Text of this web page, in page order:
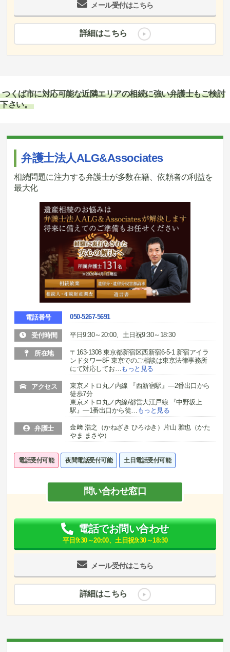
メール受付はこちら
詳細はこちら
つくば市に対応可能な近隣エリアの相続に強い弁護士もご検討
下さい。
弁護士法人ALG&Associates
相続問題に注力する弁護士が多数在籍、依頼者の利益を
最大化
電話番号 050-5267-5691
受付時間 平日9:30～20:00、土日祝9:30～18:30
所在地
〒163-1308 東京都新宿区西新宿6-5-1 新宿アイラ
ンドタワー8F 東京でのご相談は東京法律事務所
にて対応してお
もっと見る
アクセス
東京メトロ丸ノ内線 『西新宿駅』―2番出口から
徒歩7分
東京メトロ丸ノ内線/都営大江戸線 『中野坂上
駅』―1番出口から徒
もっと見る
弁護士
金﨑 浩之（かねざき ひろゆき）片山 雅也（かた
やま まさや）
電話受付可能 夜間電話受付可能 土日電話受付可能
問い合わせ窓口
メール受付はこちら
電話でお問い合わせ
平日9:30～20:00、土日祝9:30～18:30
詳細はこちら